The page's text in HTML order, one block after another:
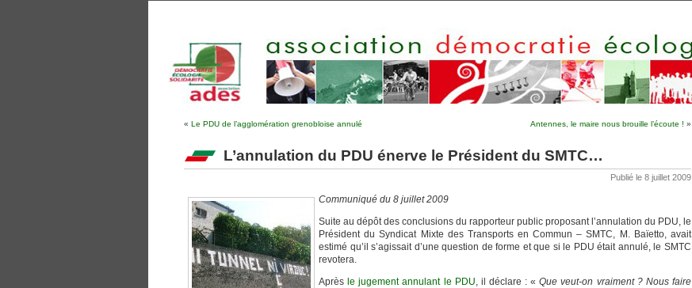
« Le PDU de l’agglomération grenobloise annulé Antennes, le maire nous brouille l’écoute ! »
L’annulation du PDU énerve le Président du SMTC…
Publié le 8 juillet 2009
Communiqué du 8 juillet 2009
Suite au dépôt des conclusions du rapporteur public proposant l’annulation du PDU, le
Président du Syndicat Mixte des Transports en Commun – SMTC, M. Baïetto, avait
estimé qu’il s’agissait d’une question de forme et que si le PDU était annulé, le SMTC
revotera.
Après le jugement annulant le PDU, il déclare : «Que veut-on vraiment ? Nous faire